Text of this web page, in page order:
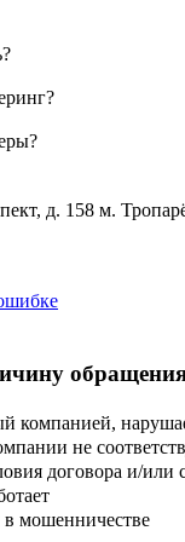
д. 158 м.
компанией,
не
договора и/или
мошенничестве